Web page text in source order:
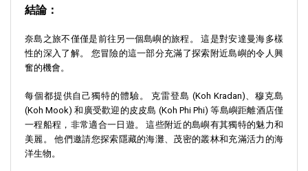
結論：
奈島之旅不僅僅是前往另一個島嶼的旅程。 這是對安達曼海多樣
性的深入了解。 您冒險的這一部分充滿了探索附近島嶼的令人興
奮的機會。
每個都提供自己獨特的體驗。 克雷登島 (Koh Kradan)、穆克島
(Koh Mook) 和廣受歡迎的皮皮島 (Koh Phi Phi) 等島嶼距離酒店僅
一程船程，非常適合一日遊。 這些附近的島嶼有其獨特的魅力和
美麗。 他們邀請您探索隱藏的海灘、茂密的叢林和充滿活力的海
洋生物。